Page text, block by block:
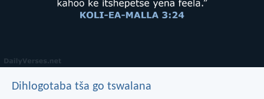
Dihlogotaba tša go tswalana